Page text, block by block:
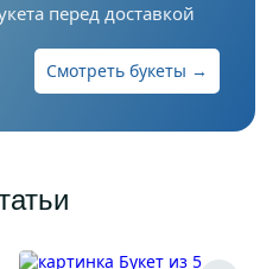
перед доставкой
Смотреть букеты →